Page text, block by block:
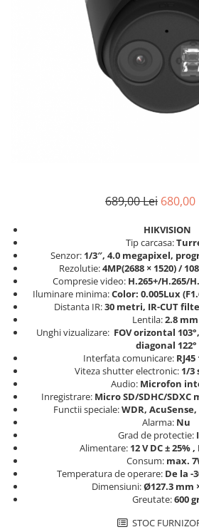
689,00 Lei 680,00
HIKVISION
Tip carcasa:
Senzor:1/3″, 4.0 megapixel,
Rezolutie:4MP(2688 × 1520) /
Compresie video: H.265+/H.265/
Iluminare minima:Color: 0.005Lux
Distanta IR:30 metri, IR-CUT
Lentila:2.8 mm
Unghi vizualizare: FOV orizontal
diagonal 122°
Interfata comunicare:
Viteza shutter electronic: 1/3
Audio: Microfon
Inregistrare: Micro SD/SDHC/SDXC
Functii speciale:WDR, AcuSense,
Alarma: Nu
Grad de protectie:
Alimentare: 12 V DC ± 25%
Consum: max.
Temperatura de operare: De la -
Dimensiuni:Ø127.3 mm
Greutate:600
STOC